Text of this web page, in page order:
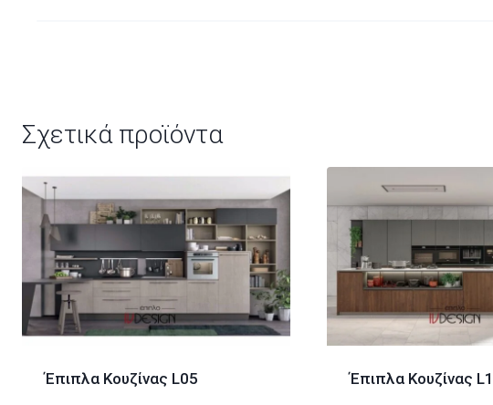
Σχετικά προϊόντα
Έπιπλα Κουζίνας L05 Έπιπλα Κουζίνας